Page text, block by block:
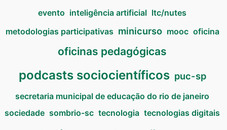
evento inteligência artificial ltc/nutes
metodologias participativas minicurso mooc oficina
oficinas pedagógicas
podcasts sociocientíficos puc-sp
secretaria municipal de educação do rio de janeiro
sociedade sombrio-sc tecnologia tecnologias digitais